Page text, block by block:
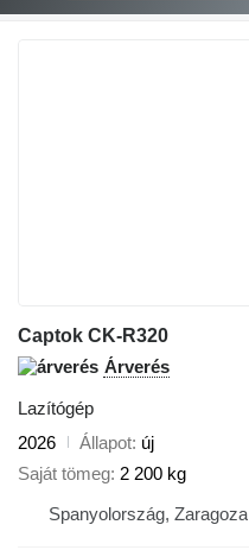
Captok CK-R320
Árverés
Lazítógép
2026
Állapot új
Saját tömeg 2 200 kg
Spanyolország, Zaragoza